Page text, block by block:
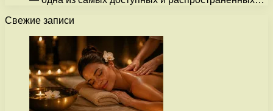
Свежие записи